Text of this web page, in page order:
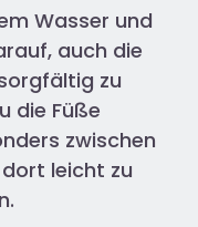
Wasser und
auch die
zu
die Füße
zwischen
leicht zu